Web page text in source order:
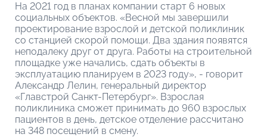
На 2021 год в планах компании старт 6 новых
социальных объектов. «Весной мы завершили
проектирование взрослой и детской поликлиник
со станцией скорой помощи. Два здания появятся
неподалеку друг от друга. Работы на строительной
площадке уже начались, сдать объекты в
эксплуатацию планируем в 2023 году», - говорит
Александр Лелин, генеральный директор
«Главстрой Санкт-Петербург». Взрослая
поликлиника сможет принимать до 960 взрослых
пациентов в день, детское отделение рассчитано
на 348 посещений в смену.